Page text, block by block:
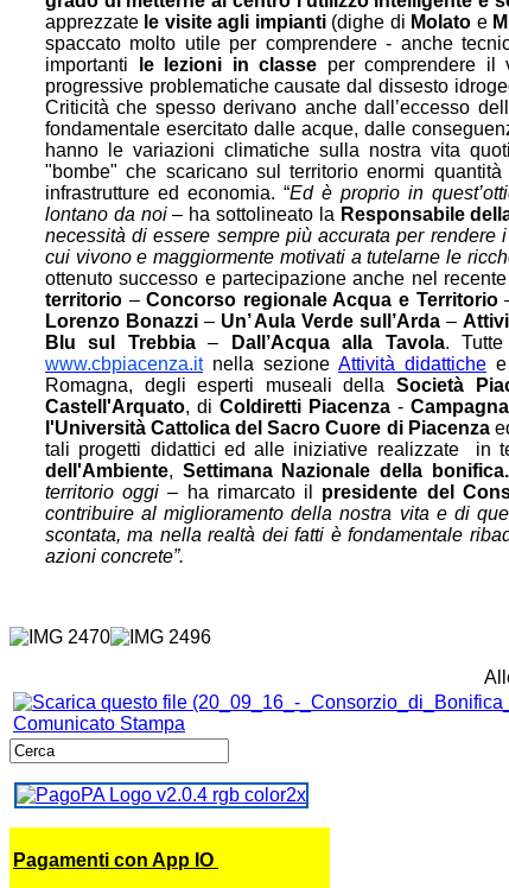
apprezzate le visite agli impianti(dighe di Molato e
spaccato molto utile per comprendere - anche
importanti
le lezioni in classe per comprendere il
progressive problematiche causate dal dissesto
Criticità che spesso derivano anche dall’eccesso
fondamentale esercitato dalle acque, dalle
hanno le variazioni climatiche sulla nostra vita
"bombe" che scaricano sul territorio enormi
infrastrutture ed economia. “Ed è proprio in
lontano da noi– ha sottolineato la Responsabile
necessità di essere sempre più accurata per
cui vivono e maggiormente motivati a tutelarne le
ottenuto successo e partecipazione anche nel
territorio –Concorso regionale Acqua e Territorio
Lorenzo Bonazzi– Un’ Aula Verde sull’Arda –
Blu sul Trebbia– Dall’Acqua alla Tavola.
www.cbpiacenza.itnella sezione Attività didattichee
Romagna, degli esperti museali della Società
Castell'Arquato, di Coldiretti Piacenza-
l'Università Cattolica del Sacro Cuore di Piacenza
tali progetti didattici ed alle iniziative realizzate in
dell'Ambiente, Settimana Nazionale della bonifica.
territorio oggi – ha rimarcato il presidente del
contribuire al miglioramento della nostra vita e di
scontata, ma nella realtà dei fatti è fondamentale
azioni concrete”.
Comunicato Stampa
Pagamenti con App IO